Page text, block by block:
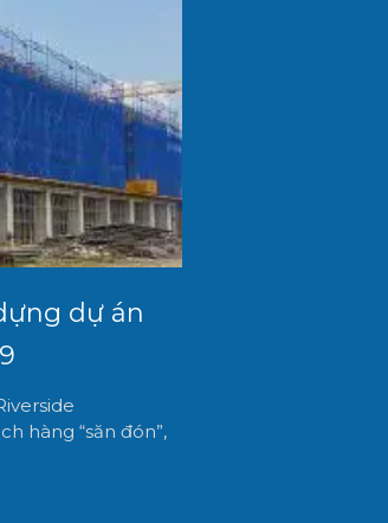
dự án
hàng “săn đón”,